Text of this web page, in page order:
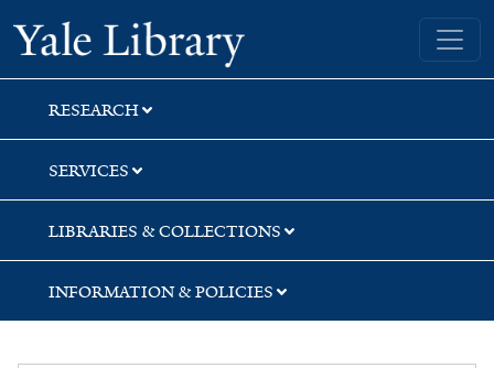
Skip
to
search
Skip
to
main
content
Yale University Library
RESEARCH
SERVICES
LIBRARIES & COLLECTIONS
INFORMATION & POLICIES